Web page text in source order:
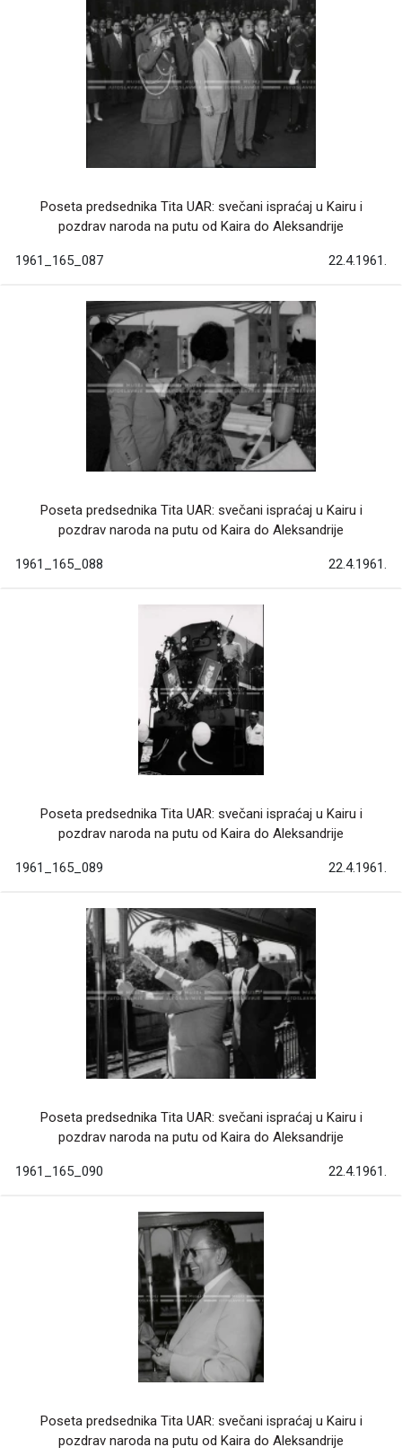
Poseta predsednika Tita UAR: svečani ispraćaj u Kairu i
pozdrav naroda na putu od Kaira do Aleksandrije
1961_165_087 22.4.1961.
Poseta predsednika Tita UAR: svečani ispraćaj u Kairu i
pozdrav naroda na putu od Kaira do Aleksandrije
1961_165_088 22.4.1961.
Poseta predsednika Tita UAR: svečani ispraćaj u Kairu i
pozdrav naroda na putu od Kaira do Aleksandrije
1961_165_089 22.4.1961.
Poseta predsednika Tita UAR: svečani ispraćaj u Kairu i
pozdrav naroda na putu od Kaira do Aleksandrije
1961_165_090 22.4.1961.
Poseta predsednika Tita UAR: svečani ispraćaj u Kairu i
pozdrav naroda na putu od Kaira do Aleksandrije